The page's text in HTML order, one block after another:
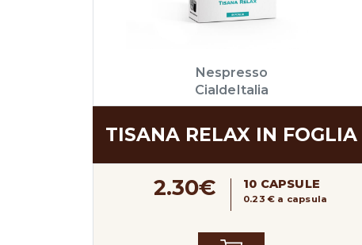
Nespresso
CialdeItalia
TISANA RELAX IN FOGLIA
2.30€ 10 CAPSULE
0.23 € a capsula